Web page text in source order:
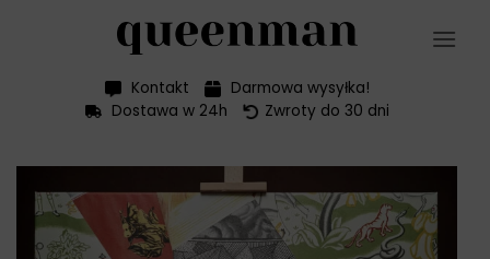
Kontakt
Darmowa wysyłka!
Dostawa w 24h
Zwroty do 30 dni